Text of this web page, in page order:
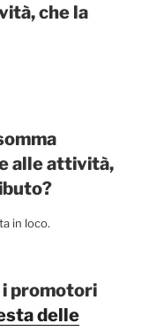
che la
alle attività,
in loco.
promotori
delle